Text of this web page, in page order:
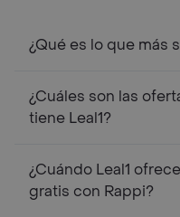
¿Qué es lo que más
¿Cuáles son las
tiene Leal1?
¿Cuándo Leal1
gratis con Rappi?